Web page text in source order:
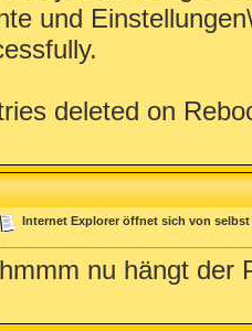
und
deleted on
Internet Explorer öffnet sich von selbst
hmmm nu hängt der